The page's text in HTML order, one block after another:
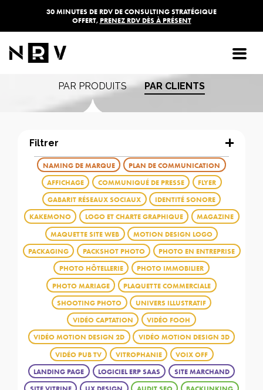
30 MINUTES DE RDV DE CONSULTING STRATÉGIQUE
OFFERT, PRENEZ RDV DÈS À PRÉSENT
Les réalisations de
l'agence NRV
PAR PRODUITS PAR CLIENTS
Filtrer
AFFICHAGE COMMUNIQUÉ DE PRESSE
FLYER
GABARIT RÉSEAUX SOCIAUX
IDENTITÉ SONORE
KAKEMONO
LANDING PAGE LOGICIEL ERP SAAS
LOGO ET CHARTE GRAPHIQUE
MAGAZINE
MAQUETTE SITE WEB
MOTION DESIGN LOGO
NAMING DE MARQUE
PACKAGING PACKSHOT PHOTO
PHOTO EN ENTREPRISE
PHOTO HÔTELLERIE
PHOTO IMMOBILIER
PHOTO MARIAGE
PLAN DE COMMUNICATION
PLAQUETTE COMMERCIALE
SHOOTING PHOTO
SITE MARCHAND
UNIVERS ILLUSTRATIF
VIDÉO CAPTATION
VIDÉO FOOH
VIDÉO MOTION DESIGN 2D
VIDÉO MOTION DESIGN 3D
VIDÉO PUB TV
VITROPHANIE VOIX OFF